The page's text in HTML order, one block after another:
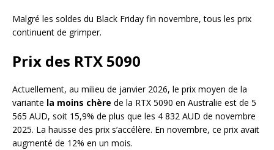
Malgré les soldes du Black Friday fin novembre, tous les prix
continuent de grimper.
Prix des RTX 5090
Actuellement, au milieu de janvier 2026, le prix moyen de la
variante la moins chère de la RTX 5090 en Australie est de 5
565 AUD, soit 15,9% de plus que les 4 832 AUD de novembre
2025. La hausse des prix s’accélère. En novembre, ce prix avait
augmenté de 12% en un mois.